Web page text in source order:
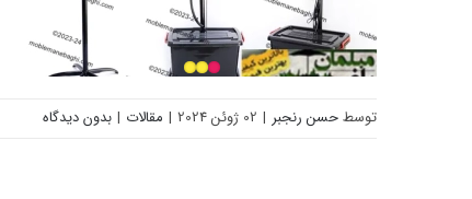
توسطحسن رنجبر | 02 ژوئن 2024 | مقالات | بدون دیدگاه